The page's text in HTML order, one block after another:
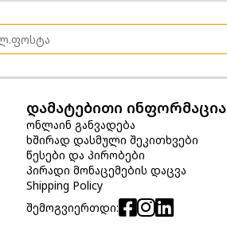
დამატებითი ინფორმაცია
ონლაინ განვადება
ხშირად დასმული შეკითხვები
წესები და პირობები
პირადი მონაცემების დაცვა
Shipping Policy
შემოგვიერთდი: